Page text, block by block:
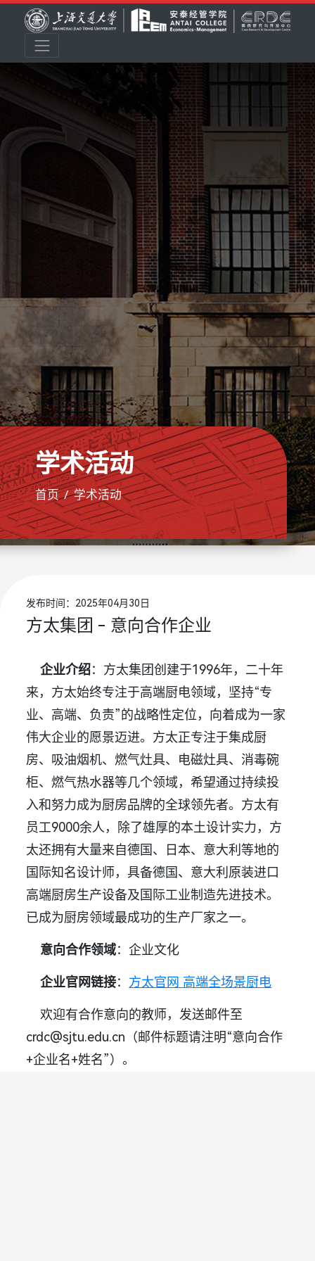
学术活动
首页 学术活动
发布时间：2025年04月30日
方太集团 - 意向合作企业
企业介绍：方太集团创建于1996年，二十年
来，方太始终专注于高端厨电领域，坚持“专
业、高端、负责”的战略性定位，向着成为一家
伟大企业的愿景迈进。方太正专注于集成厨
房、吸油烟机、燃气灶具、电磁灶具、消毒碗
柜、燃气热水器等几个领域，希望通过持续投
入和努力成为厨房品牌的全球领先者。方太有
员工9000余人，除了雄厚的本土设计实力，方
太还拥有大量来自德国、日本、意大利等地的
国际知名设计师，具备德国、意大利原装进口
高端厨房生产设备及国际工业制造先进技术。
已成为厨房领域最成功的生产厂家之一。
意向合作领域：企业文化
企业官网链接： 方太官网 高端全场景厨电
欢迎有合作意向的教师，发送邮件至
crdc@sjtu.edu.cn（邮件标题请注明“意向合作
+企业名+姓名”）。